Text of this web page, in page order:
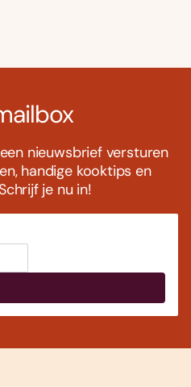
nieuwsbrief versturen
handige kooktips en
je nu in!